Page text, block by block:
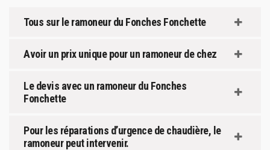
Tous sur le ramoneur du Fonches Fonchette
Avoir un prix unique pour un ramoneur de chez
Le devis avec un ramoneur du Fonches
Fonchette
Pour les réparations d’urgence de chaudière, le
ramoneur peut intervenir.